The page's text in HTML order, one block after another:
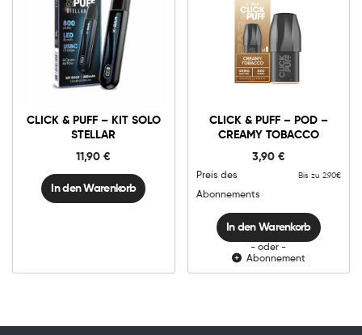
CLICK & PUFF – KIT SOLO
STELLAR
11,90€
Click
-
Kit
STELLAR
In den Warenkorb
CLICK & PUFF – POD –
CREAMY TOBACCO
3,90 €
Preis des
Abonnements
Bis zu 2.90€
0mg 10mg
&
-
-
Creamy
Tobacco
In den Warenkorb
In den Warenkorb
- oder -
Abonnement